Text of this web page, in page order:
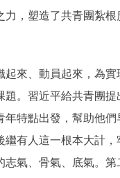
，塑造了共青團紮
、動員起來，為實
。習近平給共青團
特點出發，幫助他
有人這一根本大計
氣、骨氣、底氣。